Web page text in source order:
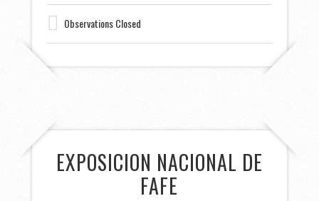
Observations Closed
EXPOSICION NACIONAL DE
FAFE